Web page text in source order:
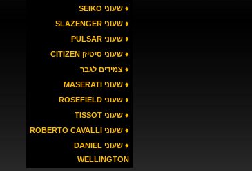
♦ שעוני SEIKO
♦ שעוני SLAZENGER
♦ שעוני PULSAR
♦ שעוני סיטיזן CITIZEN
♦ צמידים לגבר
♦ שעוני MASERATI
♦ שעוני ROSEFIELD
♦ שעוני TISSOT
♦ שעוני ROBERTO CAVALLI
♦ שעוני DANIEL
WELLINGTON